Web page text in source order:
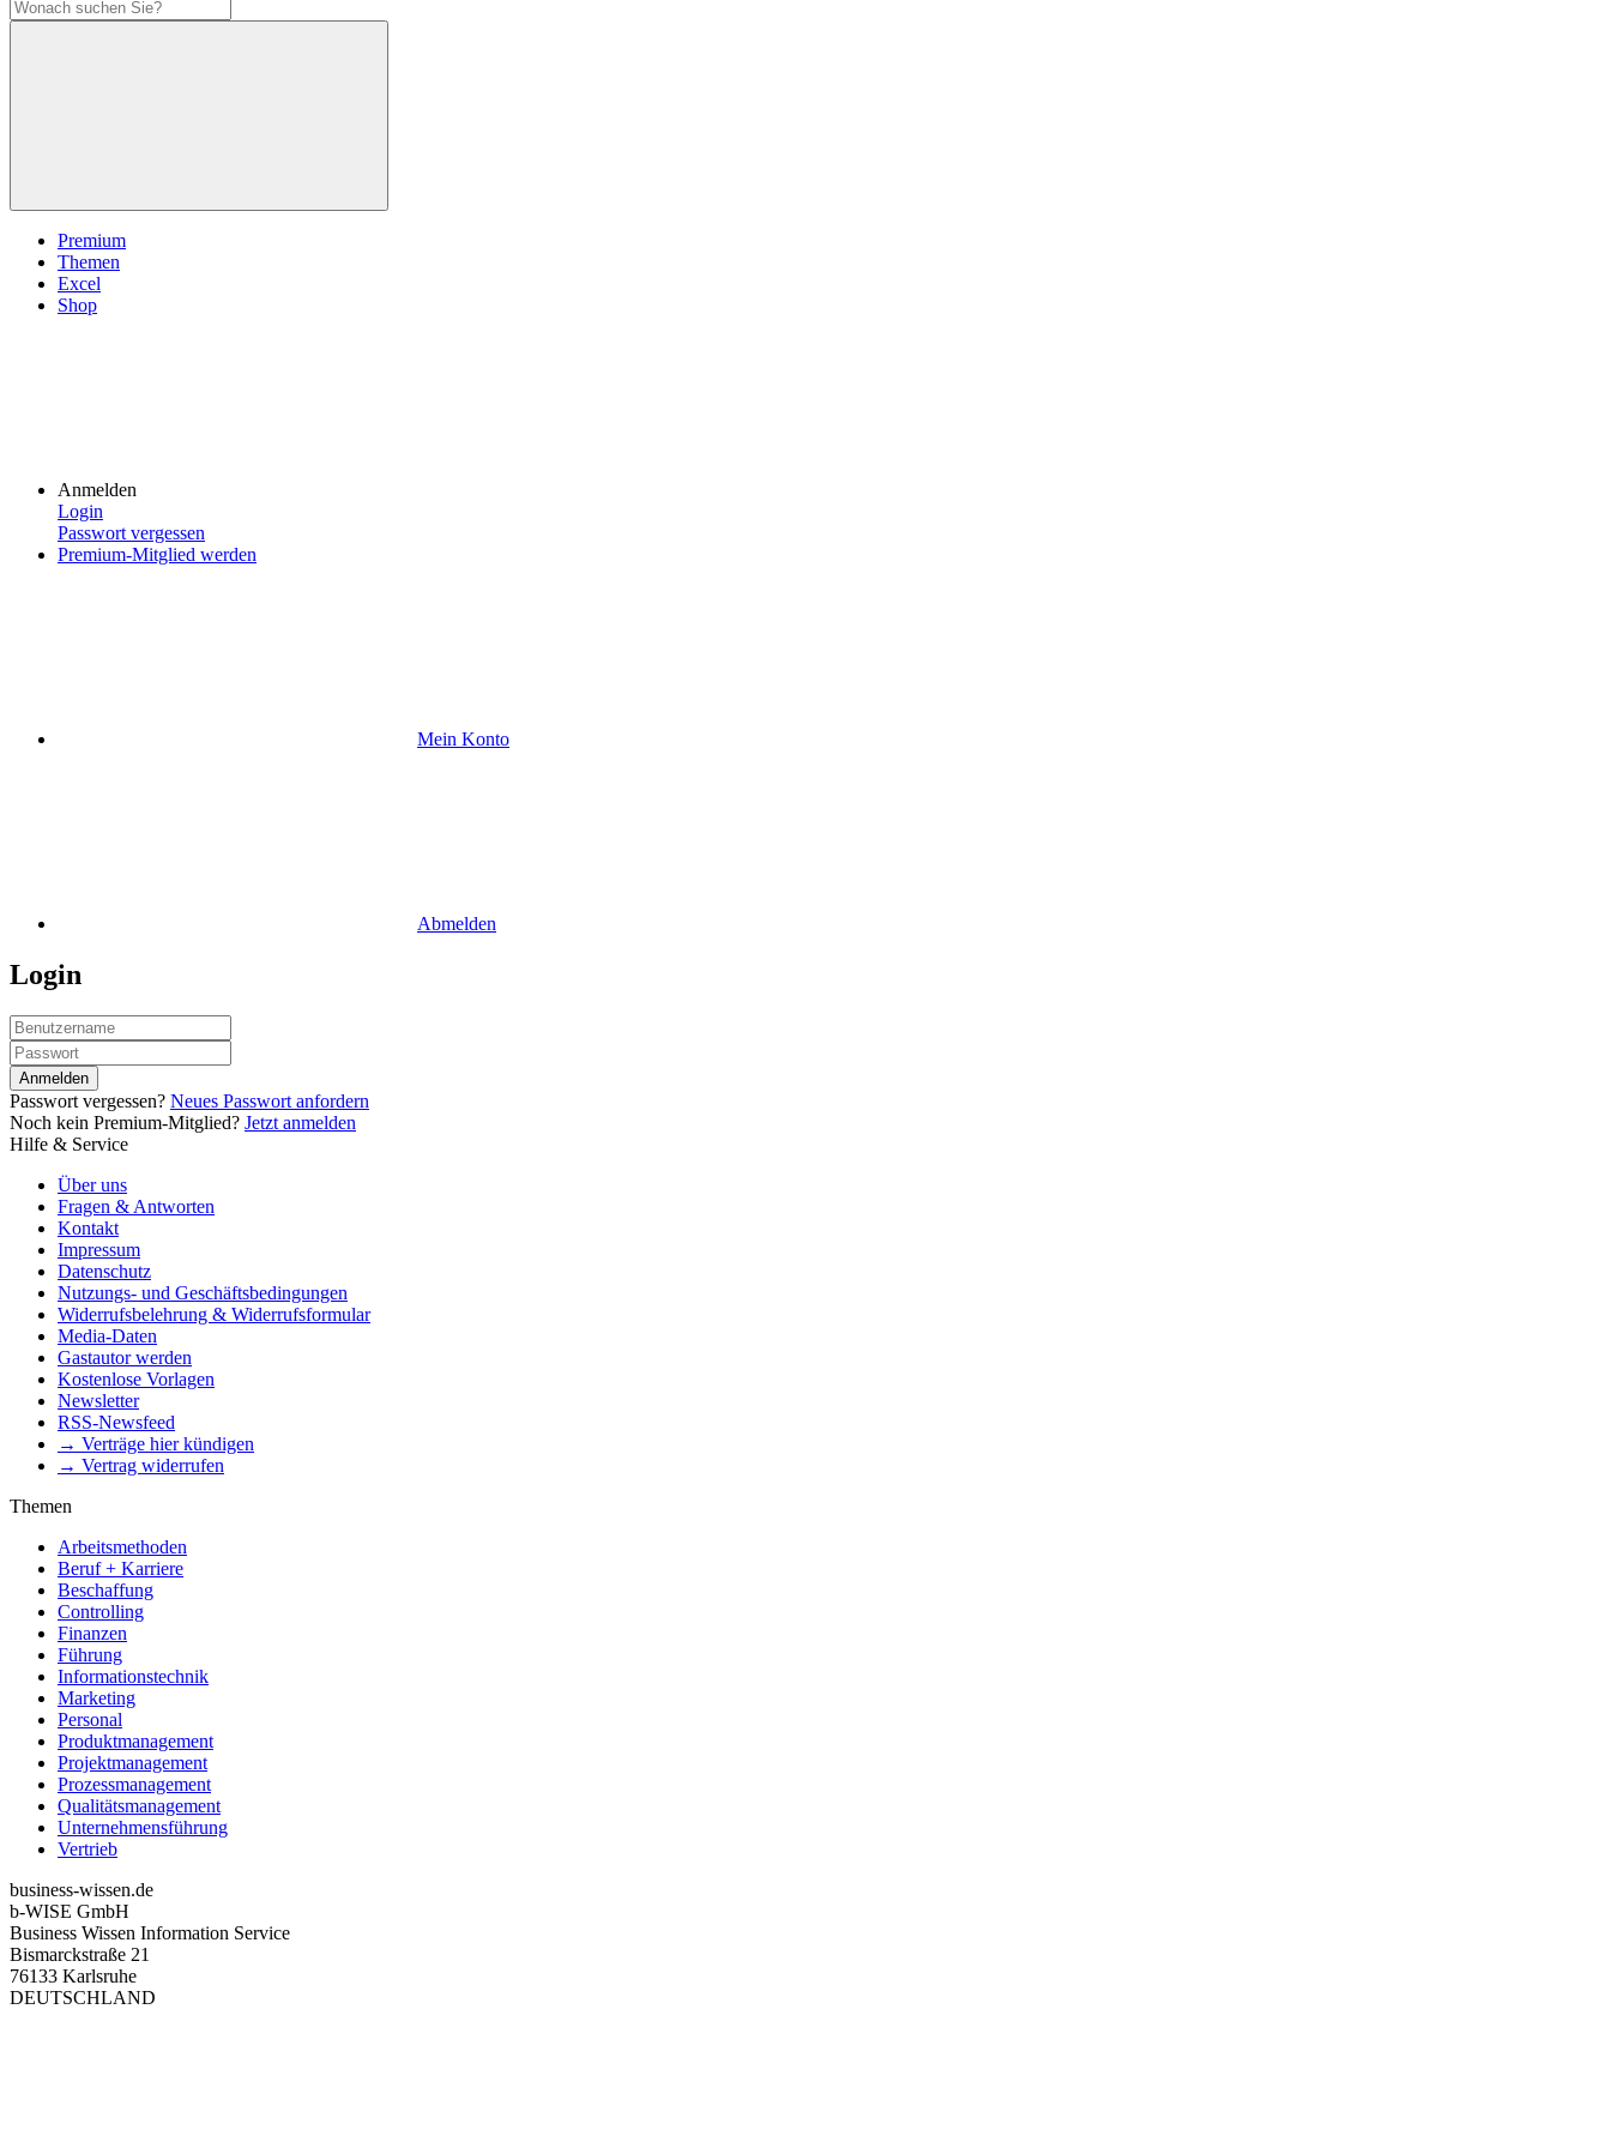
Premium
Themen
Excel
Shop
Anmelden
Login
Passwort vergessen
Premium-Mitglied werden
Mein Konto
Abmelden
Login
Anmelden
Passwort vergessen? Neues Passwort anfordern
Noch kein Premium-Mitglied? Jetzt anmelden
Hilfe & Service
Über uns
Fragen & Antworten
Kontakt
Impressum
Datenschutz
Nutzungs- und Geschäftsbedingungen
Widerrufsbelehrung & Widerrufsformular
Media-Daten
Gastautor werden
Kostenlose Vorlagen
Newsletter
RSS-Newsfeed
→ Verträge hier kündigen
→ Vertrag widerrufen
Themen
Arbeitsmethoden
Beruf + Karriere
Beschaffung
Controlling
Finanzen
Führung
Informationstechnik
Marketing
Personal
Produktmanagement
Projektmanagement
Prozessmanagement
Qualitätsmanagement
Unternehmensführung
Vertrieb
business-wissen.de
b-WISE GmbH
Business Wissen Information Service
Bismarckstraße 21
76133 Karlsruhe
DEUTSCHLAND